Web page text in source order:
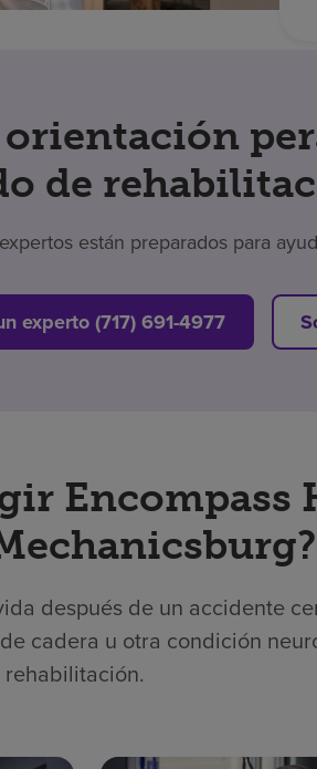
de
están preparados para
experto (717) 691-4977
después de un accidente
cadera u otra condición